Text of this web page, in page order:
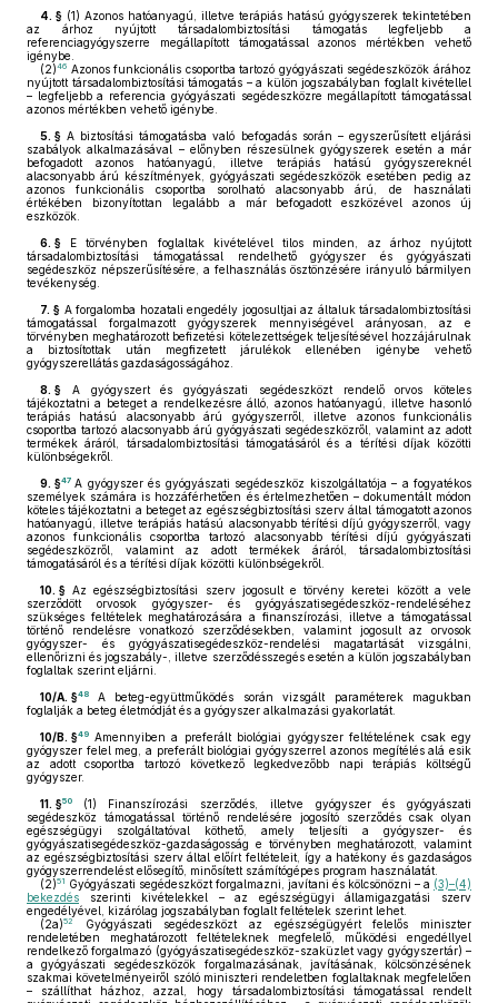
4. § (1) Azonos hatóanyagú, illetve terápiás hatású gyógyszerek tekintetében
az árhoz nyújtott társadalombiztosítási támogatás legfeljebb a
referenciagyógyszerre megállapított támogatással azonos mértékben vehető
igénybe.
(2)46 Azonos funkcionális csoportba tartozó gyógyászati segédeszközök árához
nyújtott társadalombiztosítási támogatás – a külön jogszabályban foglalt kivétellel
– legfeljebb a referencia gyógyászati segédeszközre megállapított támogatással
azonos mértékben vehető igénybe.
5. § A biztosítási támogatásba való befogadás során – egyszerűsített eljárási
szabályok alkalmazásával – előnyben részesülnek gyógyszerek esetén a már
befogadott azonos hatóanyagú, illetve terápiás hatású gyógyszereknél
alacsonyabb árú készítmények, gyógyászati segédeszközök esetében pedig az
azonos funkcionális csoportba sorolható alacsonyabb árú, de használati
értékében bizonyítottan legalább a már befogadott eszközével azonos új
eszközök.
6. § E törvényben foglaltak kivételével tilos minden, az árhoz nyújtott
társadalombiztosítási támogatással rendelhető gyógyszer és gyógyászati
segédeszköz népszerűsítésére, a felhasználás ösztönzésére irányuló bármilyen
tevékenység.
7. § A forgalomba hozatali engedély jogosultjai az általuk társadalombiztosítási
támogatással forgalmazott gyógyszerek mennyiségével arányosan, az e
törvényben meghatározott befizetési kötelezettségek teljesítésével hozzájárulnak
a biztosítottak után megfizetett járulékok ellenében igénybe vehető
gyógyszerellátás gazdaságosságához.
8. § A gyógyszert és gyógyászati segédeszközt rendelő orvos köteles
tájékoztatni a beteget a rendelkezésre álló, azonos hatóanyagú, illetve hasonló
terápiás hatású alacsonyabb árú gyógyszerről, illetve azonos funkcionális
csoportba tartozó alacsonyabb árú gyógyászati segédeszközről, valamint az adott
termékek áráról, társadalombiztosítási támogatásáról és a térítési díjak közötti
különbségekről.
9. §47 A gyógyszer és gyógyászati segédeszköz kiszolgáltatója – a fogyatékos
személyek számára is hozzáférhetően és értelmezhetően – dokumentált módon
köteles tájékoztatni a beteget az egészségbiztosítási szerv által támogatott azonos
hatóanyagú, illetve terápiás hatású alacsonyabb térítési díjú gyógyszerről, vagy
azonos funkcionális csoportba tartozó alacsonyabb térítési díjú gyógyászati
segédeszközről, valamint az adott termékek áráról, társadalombiztosítási
támogatásáról és a térítési díjak közötti különbségekről.
10. § Az egészségbiztosítási szerv jogosult e törvény keretei között a vele
szerződött orvosok gyógyszer- és gyógyászatisegédeszköz-rendeléséhez
szükséges feltételek meghatározására a finanszírozási, illetve a támogatással
történő rendelésre vonatkozó szerződésekben, valamint jogosult az orvosok
gyógyszer- és gyógyászatisegédeszköz-rendelési magatartását vizsgálni,
ellenőrizni és jogszabály-, illetve szerződésszegés esetén a külön jogszabályban
foglaltak szerint eljárni.
10/A. §48
A beteg-együttműködés során vizsgált paraméterek magukban
foglalják a beteg életmódját és a gyógyszer alkalmazási gyakorlatát.
10/B. §49 Amennyiben a preferált biológiai gyógyszer feltételének csak egy
gyógyszer felel meg, a preferált biológiai gyógyszerrel azonos megítélés alá esik
az adott csoportba tartozó következő legkedvezőbb napi terápiás költségű
gyógyszer.
11. §50 (1) Finanszírozási szerződés, illetve gyógyszer és gyógyászati
segédeszköz támogatással történő rendelésére jogosító szerződés csak olyan
egészségügyi szolgáltatóval köthető, amely teljesíti a gyógyszer- és
gyógyászatisegédeszköz-gazdaságosság e törvényben meghatározott, valamint
az egészségbiztosítási szerv által előírt feltételeit, így a hatékony és gazdaságos
gyógyszerrendelést elősegítő, minősített számítógépes program használatát.
(2)51 Gyógyászati segédeszközt forgalmazni, javítani és kölcsönözni – a (3)–(4)
bekezdés szerinti kivételekkel – az egészségügyi államigazgatási szerv
engedélyével, kizárólag jogszabályban foglalt feltételek szerint lehet.
(2a)52
Gyógyászati segédeszközt az egészségügyért felelős miniszter
rendeletében meghatározott feltételeknek megfelelő, működési engedéllyel
rendelkező forgalmazó (gyógyászatisegédeszköz-szaküzlet vagy gyógyszertár) –
a gyógyászati segédeszközök forgalmazásának, javításának, kölcsönzésének
szakmai követelményeiről szóló miniszteri rendeletben foglaltaknak megfelelően
– szállíthat házhoz, azzal, hogy társadalombiztosítási támogatással rendelt